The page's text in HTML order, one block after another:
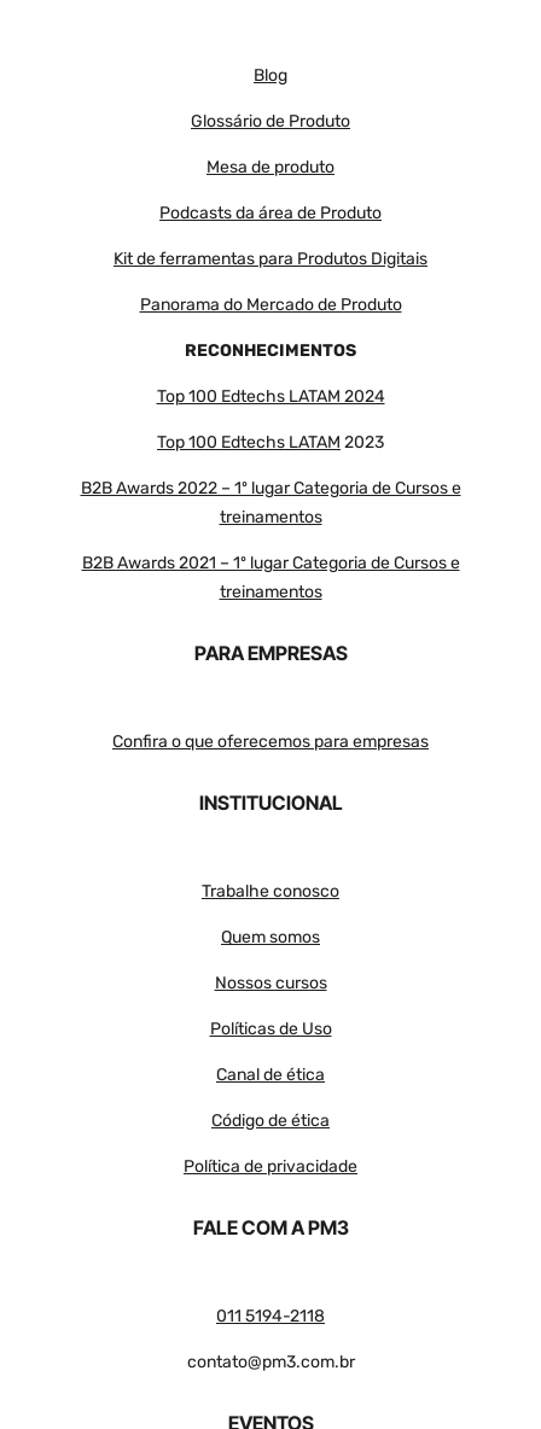
Blog
Glossário de Produto
Mesa de produto
Podcasts da área de Produto
Kit de ferramentas para Produtos Digitais
Panorama do Mercado de Produto
RECONHECIMENTOS
Top 100 Edtechs LATAM 2024
Top 100 Edtechs LATAM 2023
B2B Awards 2022 – 1º lugar Categoria de Cursos e
treinamentos
B2B Awards 2021 – 1º lugar Categoria de Cursos e
treinamentos
PARA EMPRESAS
Confira o que oferecemos para empresas
INSTITUCIONAL
Trabalhe conosco
Quem somos
Nossos cursos
Políticas de Uso
Canal de ética
Código de ética
Política de privacidade
FALE COM A PM3
011 5194-2118
contato@pm3.com.br
EVENTOS